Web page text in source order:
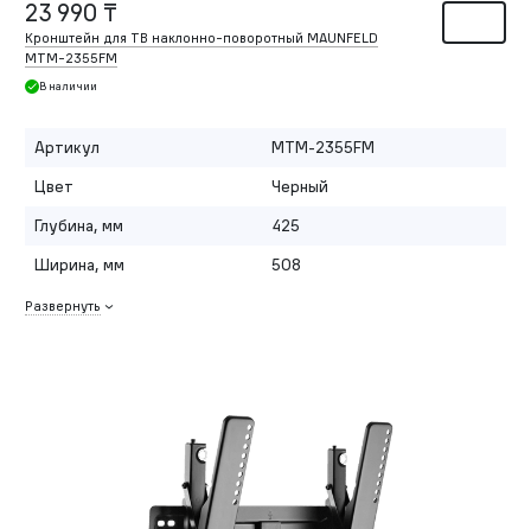
23 990 ₸
Кронштейн для ТВ наклонно-поворотный MAUNFELD
MTM-2355FM
В наличии
Артикул
MTM-2355FM
Цвет
Черный
Глубина, мм
425
Ширина, мм
508
Развернуть